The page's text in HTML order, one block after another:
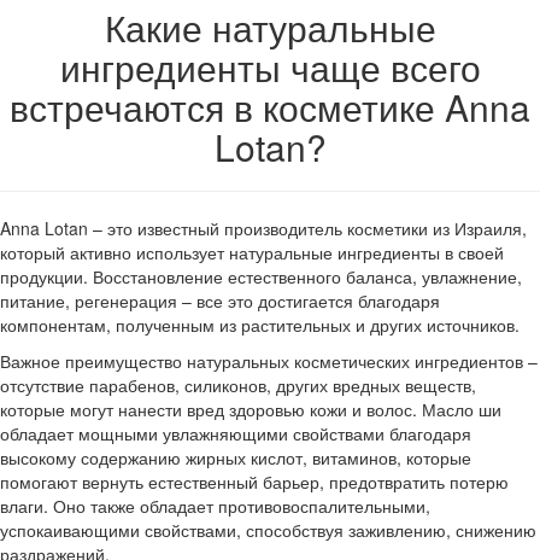
Какие натуральные
ингредиенты чаще всего
встречаются в косметике Anna
Lotan?
Anna Lotan – это известный производитель косметики из Израиля,
который активно использует натуральные ингредиенты в своей
продукции. Восстановление естественного баланса, увлажнение,
питание, регенерация – все это достигается благодаря
компонентам, полученным из растительных и других источников.
Важное преимущество натуральных косметических ингредиентов –
отсутствие парабенов, силиконов, других вредных веществ,
которые могут нанести вред здоровью кожи и волос. Масло ши
обладает мощными увлажняющими свойствами благодаря
высокому содержанию жирных кислот, витаминов, которые
помогают вернуть естественный барьер, предотвратить потерю
влаги. Оно также обладает противовоспалительными,
успокаивающими свойствами, способствуя заживлению, снижению
раздражений.